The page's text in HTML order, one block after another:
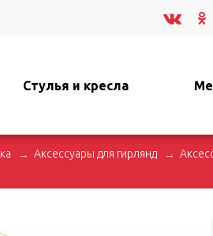
Стулья и кресла
Аксессуары для гирлянд